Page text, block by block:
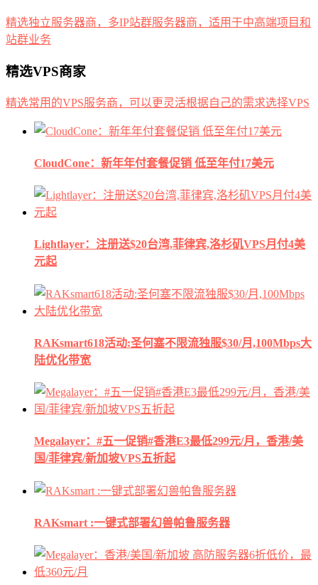
精选独立服务器商，多IP站群服务器商，适用于中高端项目和
站群业务
精选VPS商家
精选常用的VPS服务商，可以更灵活根据自己的需求选择VPS
CloudCone：新年年付套餐促销 低至年付17美元
Lightlayer：注册送$20台湾,菲律宾,洛杉矶VPS月付4美
元起
RAKsmart618活动:圣何塞不限流独服$30/月,100Mbps大
陆优化带宽
Megalayer：#五一促销#香港E3最低299元/月，香港/美
国/菲律宾/新加坡VPS五折起
RAKsmart :一键式部署幻兽帕鲁服务器